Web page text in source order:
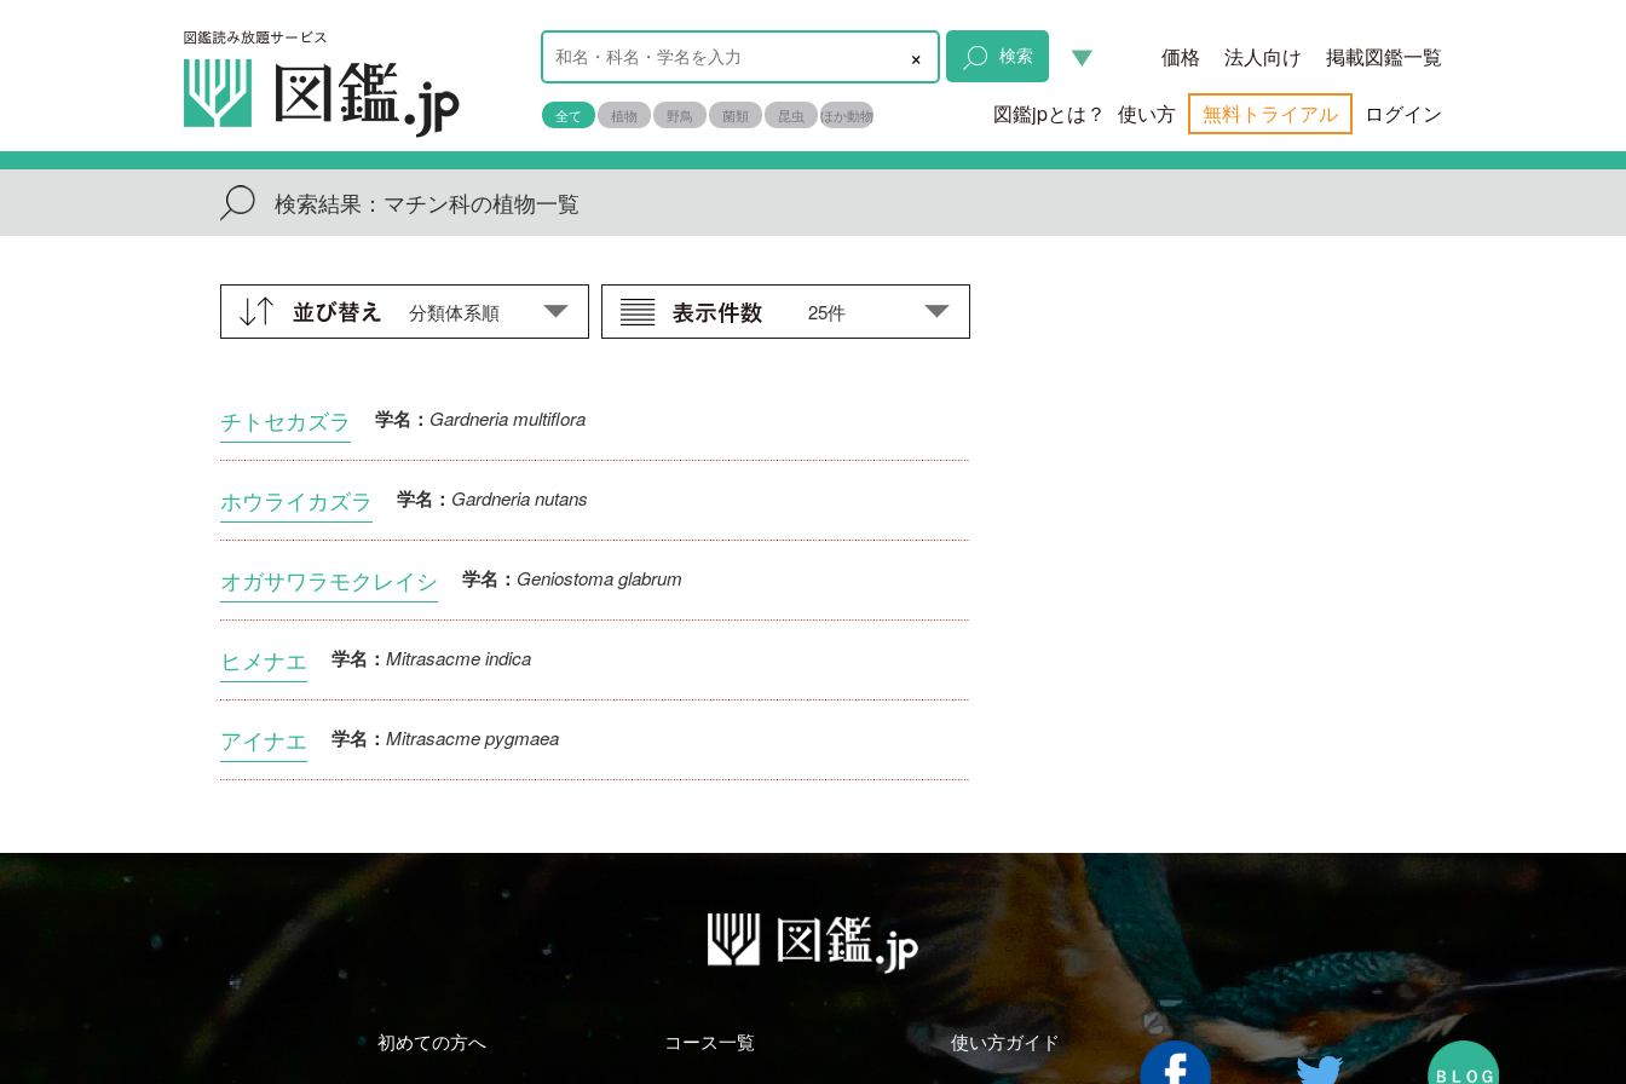
× 検索
全て 植物 野鳥 菌類 昆虫 ほか動物
価格 法人向け 掲載図鑑一覧
図鑑jpとは？ 使い方 無料トライアル ログイン
検索結果： マチン科の植物一覧
チトセカズラ 学名： Gardneria multiflora
ホウライカズラ 学名： Gardneria nutans
オガサワラモクレイシ 学名： Geniostoma glabrum
ヒメナエ 学名： Mitrasacme indica
アイナエ 学名： Mitrasacme pygmaea
初めての方へ コース一覧 使い方ガイド